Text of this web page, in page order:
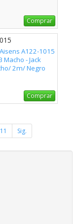
Comprar
A122-1015
Macho - Jack
2m/ Negro
Comprar
11 Sig.